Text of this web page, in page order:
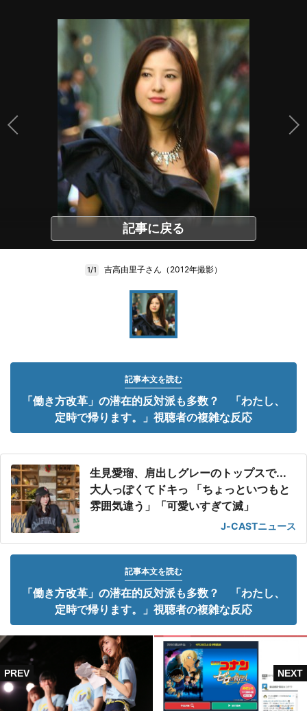
記事に戻る
1/1 吉高由里子さん（2012年撮影）
記事本文を読む
「働き方改革」の潜在的反対派も多数？ 「わたし、
定時で帰ります。」視聴者の複雑な反応
生見愛瑠、肩出しグレーのトップスで...
大人っぽくてドキっ 「ちょっといつもと
雰囲気違う」「可愛いすぎて滅」
J-CASTニュース
記事本文を読む
「働き方改革」の潜在的反対派も多数？ 「わたし、
定時で帰ります。」視聴者の複雑な反応